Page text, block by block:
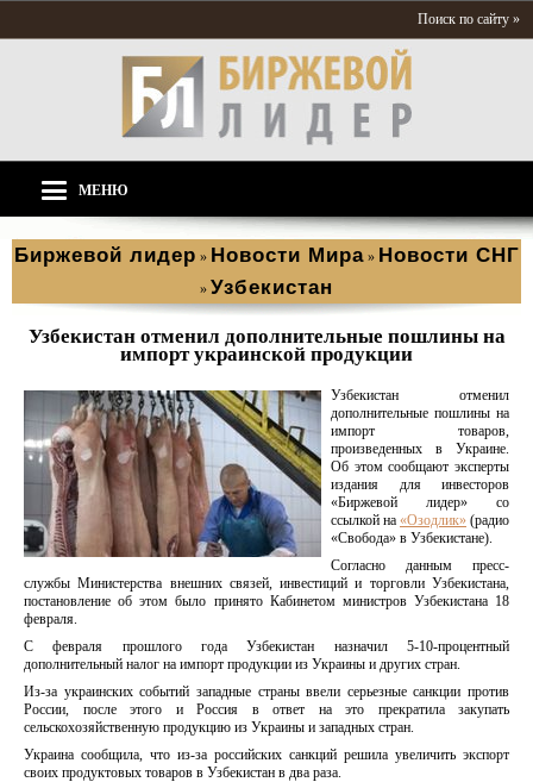
Поиск по сайту »
МЕНЮ
Биржевой лидер » Новости Мира » Новости СНГ
» Узбекистан
Узбекистан отменил дополнительные пошлины на
импорт украинской продукции
Узбекистан отменил
дополнительные пошлины на
импорт товаров,
произведенных в Украине.
Об этом сообщают эксперты
издания для инвесторов
«Биржевой лидер» со
ссылкой на «Озодлик» (радио
«Свобода» в Узбекистане).
Согласно данным пресс-
службы Министерства внешних связей, инвестиций и торговли Узбекистана,
постановление об этом было принято Кабинетом министров Узбекистана 18
февраля.
С февраля прошлого года Узбекистан назначил 5-10-процентный
дополнительный налог на импорт продукции из Украины и других стран.
Из-за украинских событий западные страны ввели серьезные санкции против
России, после этого и Россия в ответ на это прекратила закупать
сельскохозяйственную продукцию из Украины и западных стран.
Украина сообщила, что из-за российских санкций решила увеличить экспорт
своих продуктовых товаров в Узбекистан в два раза.